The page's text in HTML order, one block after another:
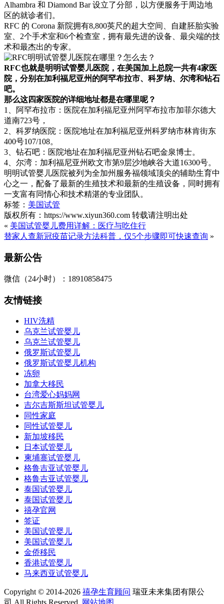
Alhambra 和 Diamond Bar 设立了分部，以方便服务于周边地
区的就诊者们。
RFC 的 Corona 新院拥有8,800英尺的超大空间、自建胚胎实验
室、2个手术室和6个检查室，拥有最先进的设备、最尖端的技
术和最杰出的专家。
RFC也就是明明试管婴儿医院，在美国加上总院一共有4家医
院，分别在加利福尼亚州的阿罕布拉市、科罗纳、尔湾和钻石
吧。
那么这四家医院的详细地址都是在哪里呢？
1、阿罕布拉市：医院在加利福尼亚州阿罕布拉市加菲尔德大
道南723号，
2、科罗纳医院：医院地址在加利福尼亚州科罗纳市林肯街东
400号107/108。
3、钻石吧：医院地址在加利福尼亚州钻石吧金泉博士。
4、尔湾：加利福尼亚州欧文市第9层沙地峡谷大道16300号。
明明试管婴儿医院被列为全加州服务福领域顶尖的辅助生育中
心之一，配备了最新的生殖技术和最新的生殖设备，同时拥有
一支富有同情心和技术精湛的专业团队。
标签： 美国试管
版权所有：https://www.xiyun360.com 转载请注明出处
« 美国试管婴儿费用详解：医疗与吃住行
替家人查新冠疫苗记录方法科普，仅5个步骤即可快速查询 »
最新公告
微信（24小时）：18910858475
友情链接
HIV洗精
乌克兰试管婴儿
乌克兰试管婴儿
俄罗斯试管婴儿
俄罗斯试管婴儿机构
冻卵
加拿大移民
台湾爱心妈妈网
吉尔吉斯斯坦试管婴儿
同性家庭
同性试管婴儿
新加坡移民
日本试管婴儿
柬埔寨试管婴儿
格鲁吉亚试管婴儿
格鲁吉亚试管婴儿
泰国试管婴儿
泰国试管婴儿
禧孕官网
签证
美国试管婴儿
美国试管婴儿
金侨移民
香港试管婴儿
马来西亚试管婴儿
Copyright © 2014-2026 禧孕生育顾问 瑞亚未来集团有限公